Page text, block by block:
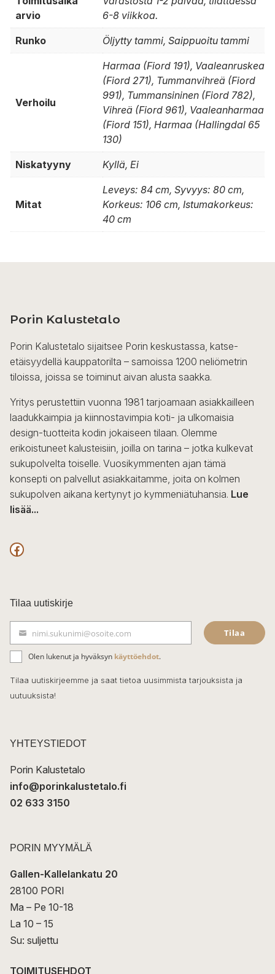
arvio
6-8 viikkoa.
Runko Öljytty tammi, Saippuoitu tammi
Verhoilu
Harmaa (Fiord 191), Vaaleanruskea
(Fiord 271), Tummanvihreä (Fiord
991), Tummansininen (Fiord 782),
Vihreä (Fiord 961), Vaaleanharmaa
(Fiord 151), Harmaa (Hallingdal 65
130)
Niskatyyny Kyllä, Ei
Mitat
Leveys: 84 cm, Syvyys: 80 cm,
Korkeus: 106 cm, Istumakorkeus:
40 cm
Porin Kalustetalo
Porin Kalustetalo sijaitsee Porin keskustassa, katse-
etäisyydellä kauppatorilta – samoissa 1200 neliömetrin
tiloissa, joissa se toiminut aivan alusta saakka.
Yritys perustettiin vuonna 1981 tarjoamaan asiakkailleen
laadukkaimpia ja kiinnostavimpia koti- ja ulkomaisia
design-tuotteita kodin jokaiseen tilaan. Olemme
erikoistuneet kalusteisiin, joilla on tarina – jotka kulkevat
sukupolvelta toiselle. Vuosikymmenten ajan tämä
konsepti on palvellut asiakkaitamme, joita on kolmen
sukupolven aikana kertynyt jo kymmeniätuhansia. Lue
lisää...
F
c
e
b
o
o
k
Tilaa uutiskirje
ä
h
k
t
nimi.sukunimi@osoite.com Tilaa
Olen lukenut ja hyväksyn käyttöehdot.
Tilaa uutiskirjeemme ja saat tietoa uusimmista tarjouksista ja
uutuuksista!
YHTEYSTIEDOT
Porin Kalustetalo
info@porinkalustetalo.fi
02 633 3150
PORIN MYYMÄLÄ
Gallen-Kallelankatu 20
28100 PORI
Ma – Pe 10-18
La 10 – 15
Su: suljettu
TOIMITUSEHDOT